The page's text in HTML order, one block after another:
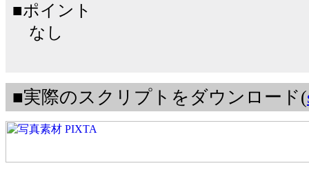
■ポイント
なし
■実際のスクリプトをダウンロード(